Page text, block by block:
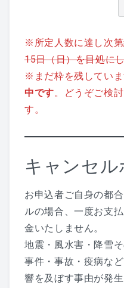
※所定人数に達し次
15日（日）を目処に
※まだ枠を残していま
中です。どうぞご検
す。
キャンセル
お申込者ご自身の都
ルの場合、一度お支
金いたしません。
地震・風水害・降雪
事件・事故・疫病な
響を及ぼす事由が発